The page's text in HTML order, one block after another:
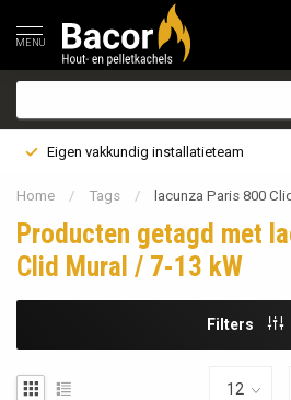
MENU
Eigen vakkundig installatieteam
Home / Tags / lacunza Paris 800
Producten getagd met
Clid Mural / 7-13 kW
Filters